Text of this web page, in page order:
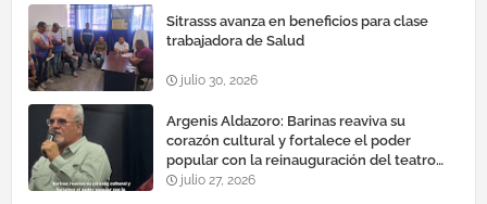
Sitrasss avanza en beneficios para clase
trabajadora de Salud
julio 30, 2026
Argenis Aldazoro: Barinas reaviva su
corazón cultural y fortalece el poder
popular con la reinauguración del teatro
esteban ruiz guevara
julio 27, 2026